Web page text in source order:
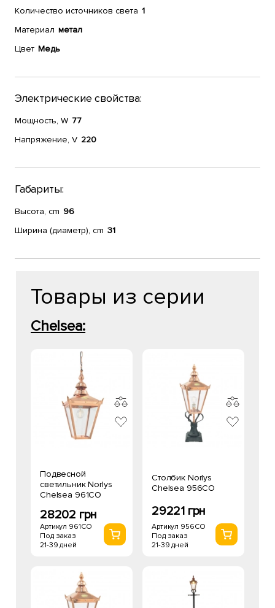
Количество источников света 1
Материал метал
Цвет Медь
Электрические свойства:
Мощность, W 77
Напряжение, V 220
Габариты:
Высота, cm 96
Ширина (диаметр), cm 31
Товары из серии
Chelsea:
Подвесной
светильник Norlys
Chelsea 961CO
28202 грн
Артикул 961CO
Под заказ
21-39 дней
Столбик Norlys
Chelsea 956CO
29221 грн
Артикул 956CO
Под заказ
21-39 дней